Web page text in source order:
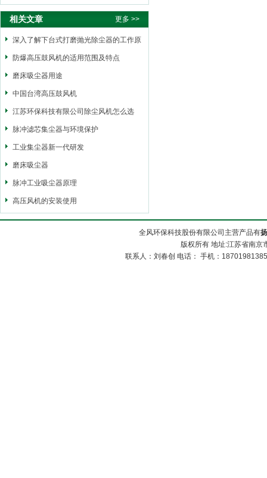
相关文章 更多 >>
深入了解下台式打磨抛光除尘器的工作原
理
防爆高压鼓风机的适用范围及特点
磨床吸尘器用途
中国台湾高压鼓风机
江苏环保科技有限公司除尘风机怎么选
型？
脉冲滤芯集尘器与环境保护
工业集尘器新一代研发
磨床吸尘器
脉冲工业吸尘器原理
高压风机的安装使用
全风环保科技股份有限公司主营产品有
版权所有 地址:江苏省南
联系人：刘春创 电话： 手机：